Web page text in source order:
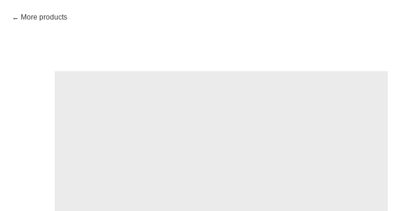
More products